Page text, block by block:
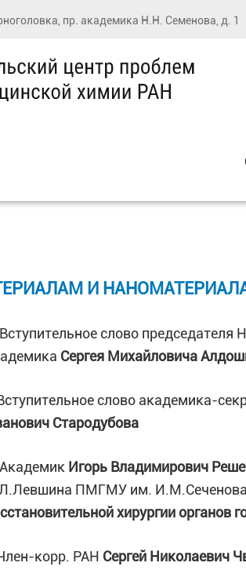
пр. академика Н.Н. Семенова, д. 1
И
слово
Сергея Михайловича
слово академика-
Стародубова
Игорь Владимирович
ПМГМУ им.
хирургии
корр. РАН Сергей Николаевич